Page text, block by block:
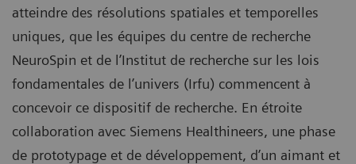
atteindre des résolutions spatiales et temporelles
uniques, que les équipes du centre de recherche
NeuroSpin et de l’Institut de recherche sur les lois
fondamentales de l’univers (Irfu) commencent à
concevoir ce dispositif de recherche. En étroite
collaboration avec Siemens Healthineers, une phase
de prototypage et de développement, d’un aimant et